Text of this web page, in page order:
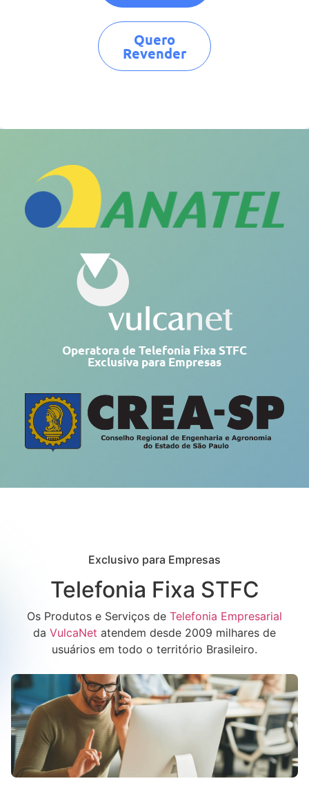
Quero
Revender
Operatora de Telefonia Fixa STFC
Exclusiva para Empresas
Exclusivo para Empresas
Telefonia Fixa STFC
Os Produtos e Serviços de Telefonia Empresarial
da VulcaNet atendem desde 2009 milhares de
usuários em todo o território Brasileiro.